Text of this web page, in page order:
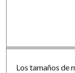
Los tamaños de